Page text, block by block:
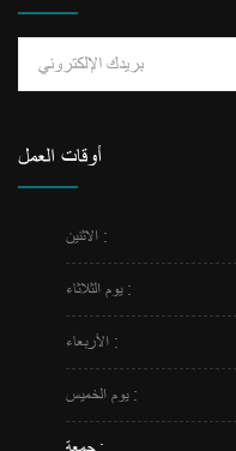
أوقات العمل
الاثنين :
يوم الثلاثاء :
الأربعاء :
يوم الخميس :